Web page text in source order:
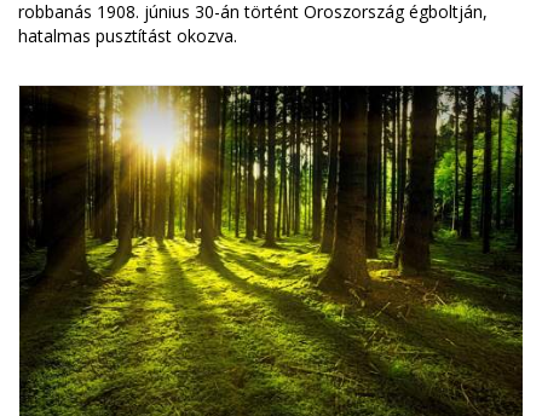
robbanás 1908. június 30-án történt Oroszország égboltján,
hatalmas pusztítást okozva.